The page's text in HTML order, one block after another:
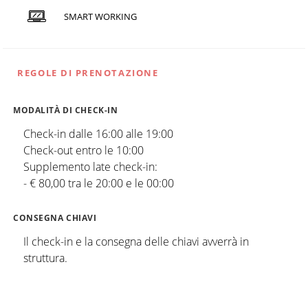
SMART WORKING
REGOLE DI PRENOTAZIONE
MODALITÀ DI CHECK-IN
Check-in dalle 16:00 alle 19:00
Check-out entro le 10:00
Supplemento late check-in:
- € 80,00 tra le 20:00 e le 00:00
CONSEGNA CHIAVI
Il check-in e la consegna delle chiavi avverrà in
struttura.